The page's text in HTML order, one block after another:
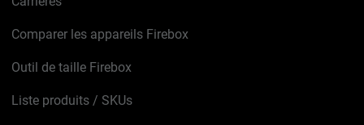
Comparer les appareils Firebox
Outil de taille Firebox
Liste produits / SKUs